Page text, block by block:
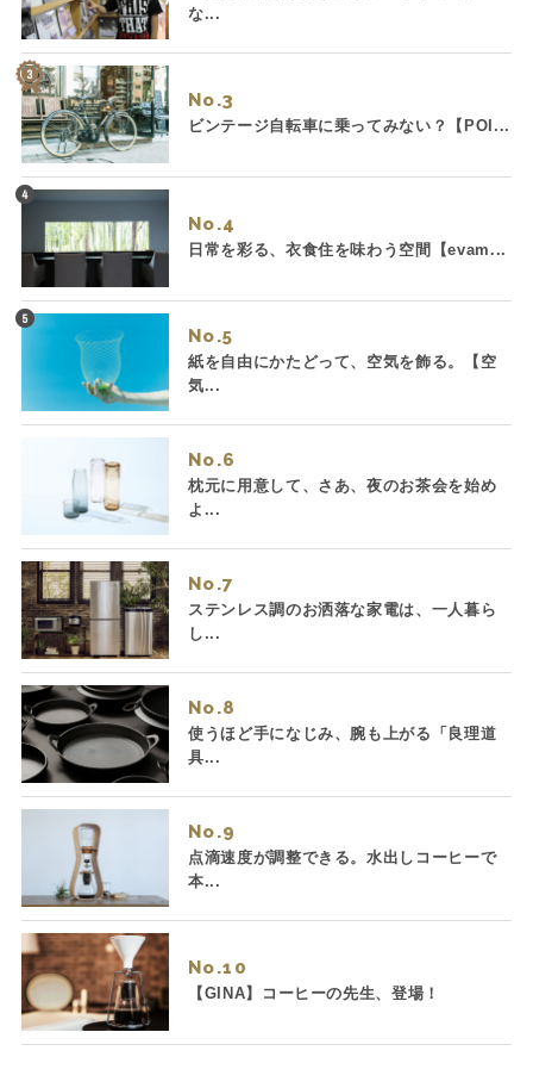
な...
No.
ビンテージ自転車に乗ってみない？【POI...
No.
日常を彩る、衣食住を味わう空間【evam...
No.
紙を自由にかたどって、空気を飾る。【空
気...
No.
枕元に用意して、さあ、夜のお茶会を始め
よ...
No.
ステンレス調のお洒落な家電は、一人暮ら
し...
No.
使うほど手になじみ、腕も上がる「良理道
具...
No.
点滴速度が調整できる。水出しコーヒーで
本...
No.
【GINA】コーヒーの先生、登場！